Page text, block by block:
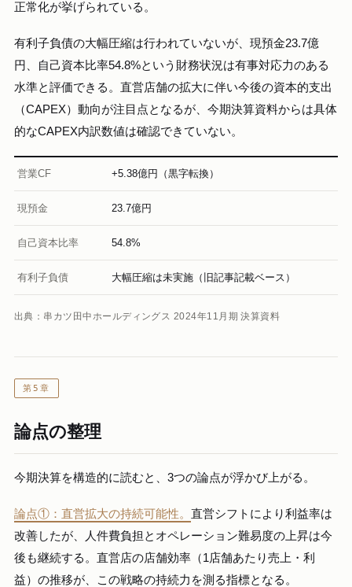
正常化が挙げられている。
有利子負債の大幅圧縮は行われていないが、現預金23.7億
円、自己資本比率54.8%という財務状況は有事対応力のある
水準と評価できる。直営店舗の拡大に伴い今後の資本的支出
（CAPEX）動向が注目点となるが、今期決算資料からは具体
的なCAPEX内訳数値は確認できていない。
営業CF +5.38億円（黒字転換）
現預金 23.7億円
自己資本比率 54.8%
有利子負債 大幅圧縮は未実施（旧記事記載ベース）
出典：串カツ田中ホールディングス 2024年11月期 決算資料
第5章
論点の整理
今期決算を構造的に読むと、3つの論点が浮かび上がる。
論点①：直営拡大の持続可能性。 直営シフトにより利益率は
改善したが、人件費負担とオペレーション難易度の上昇は今
後も継続する。直営店の店舗効率（1店舗あたり売上・利
益）の推移が、この戦略の持続力を測る指標となる。